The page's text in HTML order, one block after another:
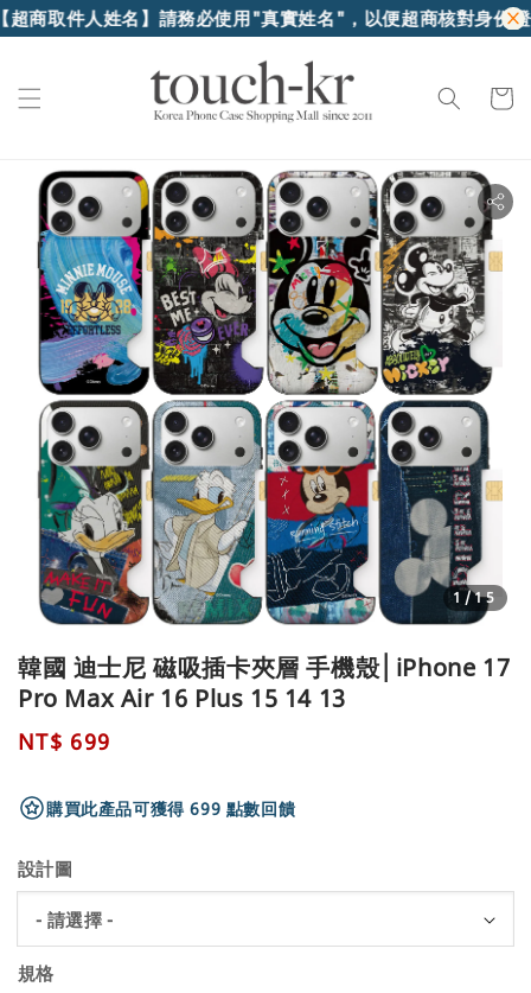
取件人姓名】請務必使用"真實姓名"，以便超商核對身份證件領
1 /15
韓國 迪士尼 磁吸插卡夾層 手機殼│iPhone 17
Pro Max Air 16 Plus 15 14 13
Regular
NT$ 699
購買此產品可獲得 699 點數回饋
設計圖
規格